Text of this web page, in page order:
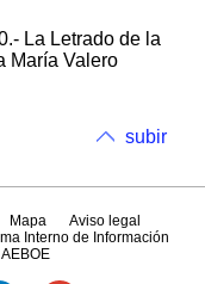
La Letrado de la
María Valero
subir
Mapa
Aviso legal
Interno de Información